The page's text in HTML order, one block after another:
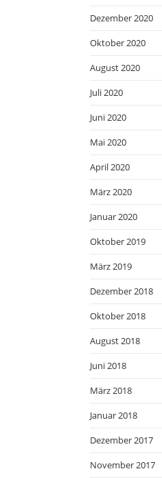
Dezember 2020
Oktober 2020
August 2020
Juli 2020
Juni 2020
Mai 2020
April 2020
März 2020
Januar 2020
Oktober 2019
März 2019
Dezember 2018
Oktober 2018
August 2018
Juni 2018
März 2018
Januar 2018
Dezember 2017
November 2017